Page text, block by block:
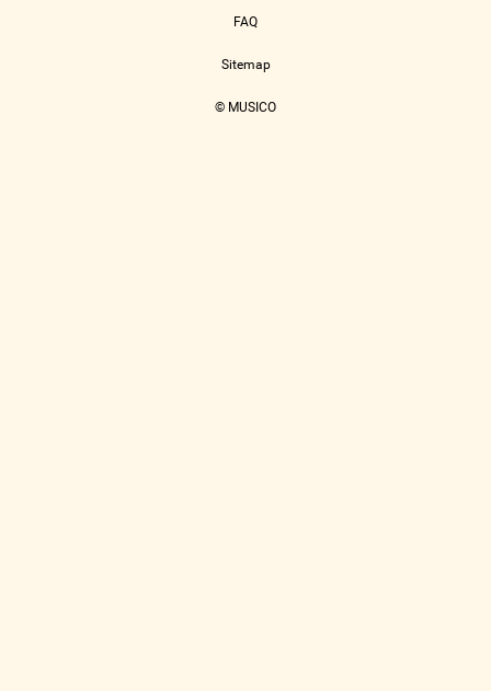
FAQ
Sitemap
© MUSICO